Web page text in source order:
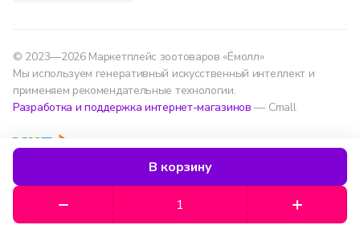
В корзину
© 2023—2026 Маркетплейс зоотоваров «Ёмолл»
Мы используем генеративный искусственный интеллект и
применяем рекомендательные технологии.
Разработка и поддержка интернет-магазинов — Cmall
Мы используем данные для удобства, улучшения
сервиса и аналитики — согласно